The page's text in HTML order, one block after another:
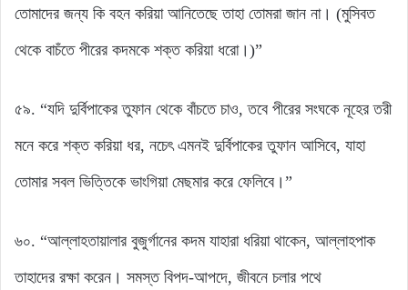
তোমাদের জন্য কি বহন করিয়া আনিতেছে তাহা তোমরা জান না। (মুসিবত
থেকে বাচঁতে পীরের কদমকে শক্ত করিয়া ধরো।)”
৫৯. “যদি দুর্বিপাকের তুফান থেকে বাঁচতে চাও, তবে পীরের সংঘকে নূহের তরী
মনে করে শক্ত করিয়া ধর, নচেৎ এমনই দুর্বিপাকের তুফান আসিবে, যাহা
তোমার সবল ভিত্তিকে ভাংগিয়া মেছমার করে ফেলিবে।”
৬০. “আল্লাহতায়ালার বুজুর্গানের কদম যাহারা ধরিয়া থাকেন, আল্লাহপাক
তাহাদের রক্ষা করেন। সমস্ত বিপদ-আপদে, জীবনে চলার পথে